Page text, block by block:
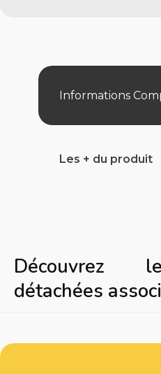
Design
Informations
Les + du produit
Découvrez
détachées